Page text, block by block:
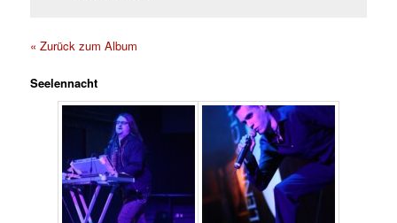
« Zurück zum Album
Seelennacht